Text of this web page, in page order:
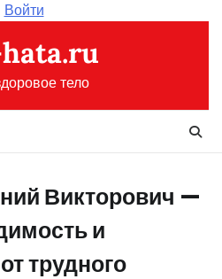
Войти
тело
Викторович —
и
трудного